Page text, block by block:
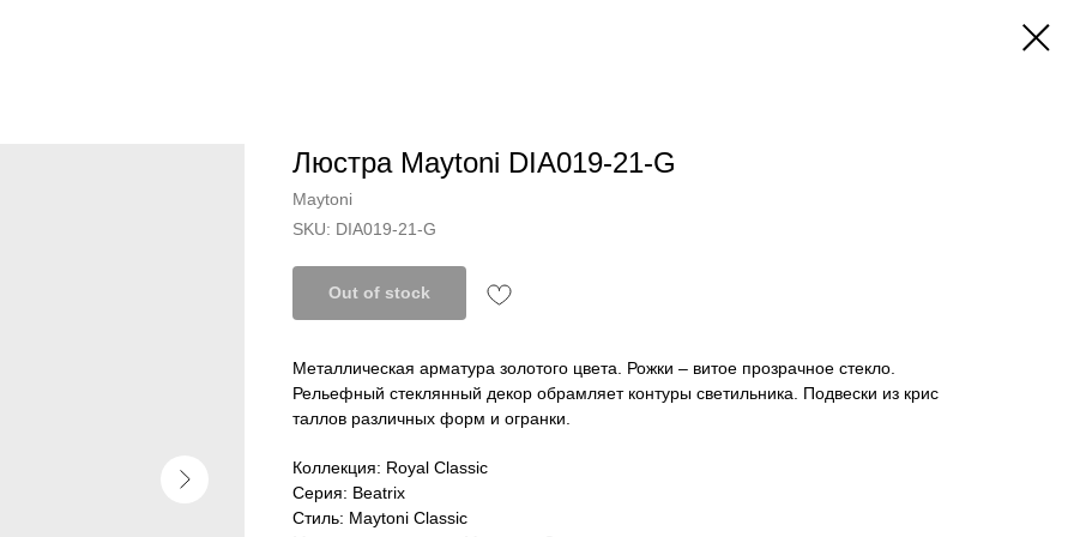
Люстра Maytoni DIA019-21-G
Maytoni
SKU: DIA019-21-G
Out of stock
Металлическая арматура золотого цвета. Рожки – витое прозрачное стекло.
Рельефный стеклянный декор обрамляет контуры светильника. Подвески из крис
таллов различных форм и огранки.
Коллекция: Royal Classic
Серия: Beatrix
Стиль: Maytoni Classic